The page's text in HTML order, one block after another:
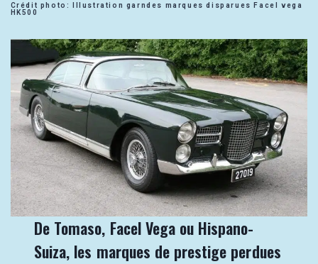
Crédit photo: Illustration garndes marques disparues Facel vega
HK500
De Tomaso, Facel Vega ou Hispano-
Suiza, les marques de prestige perdues